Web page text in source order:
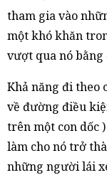
tham gia vào
một khó khăn
vượt qua nó bằng
Khả năng đi theo
về đường điều
trên một con dốc
làm cho nó trở
những người lái